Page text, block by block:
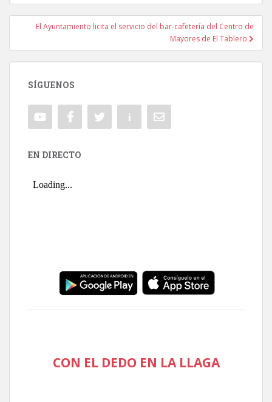
El Ayuntamiento licita el servicio del bar-cafetería del Centro de
Mayores de El Tablero
SÍGUENOS
EN DIRECTO
CON EL DEDO EN LA LLAGA